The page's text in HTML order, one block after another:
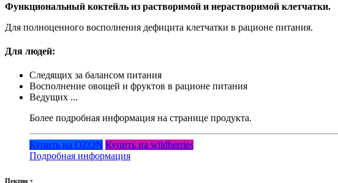
Функциональный коктейль из растворимой и нерастворимой клетчатки.
Для полноценного восполнения дефицита клетчатки в рационе питания.
Для людей:
Следящих за балансом питания
Восполнение овощей и фруктов в рационе питания
Ведущих ...
Более подробная информация на странице продукта.
Купить на OZON Купить на wildberries
Подробная информация
Пектин +